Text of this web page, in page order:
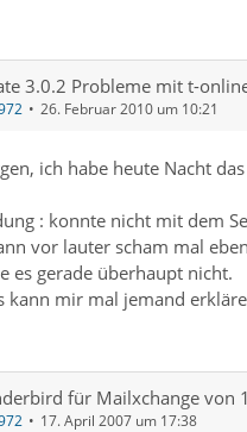
3.0.2 Probleme mit t-
26. Februar 2010 um 10:21
ich habe heute Nacht
: konnte nicht mit dem
vor lauter scham mal
es gerade überhaupt nicht.
kann mir mal jemand
für Mailxchange von
17. April 2007 um 17:38